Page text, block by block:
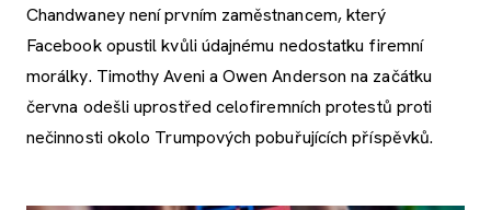
Chandwaney není prvním zaměstnancem, který
Facebook opustil kvůli údajnému nedostatku firemní
morálky. Timothy Aveni a Owen Anderson na začátku
června odešli uprostřed celofiremních protestů proti
nečinnosti okolo Trumpových pobuřujících příspěvků.